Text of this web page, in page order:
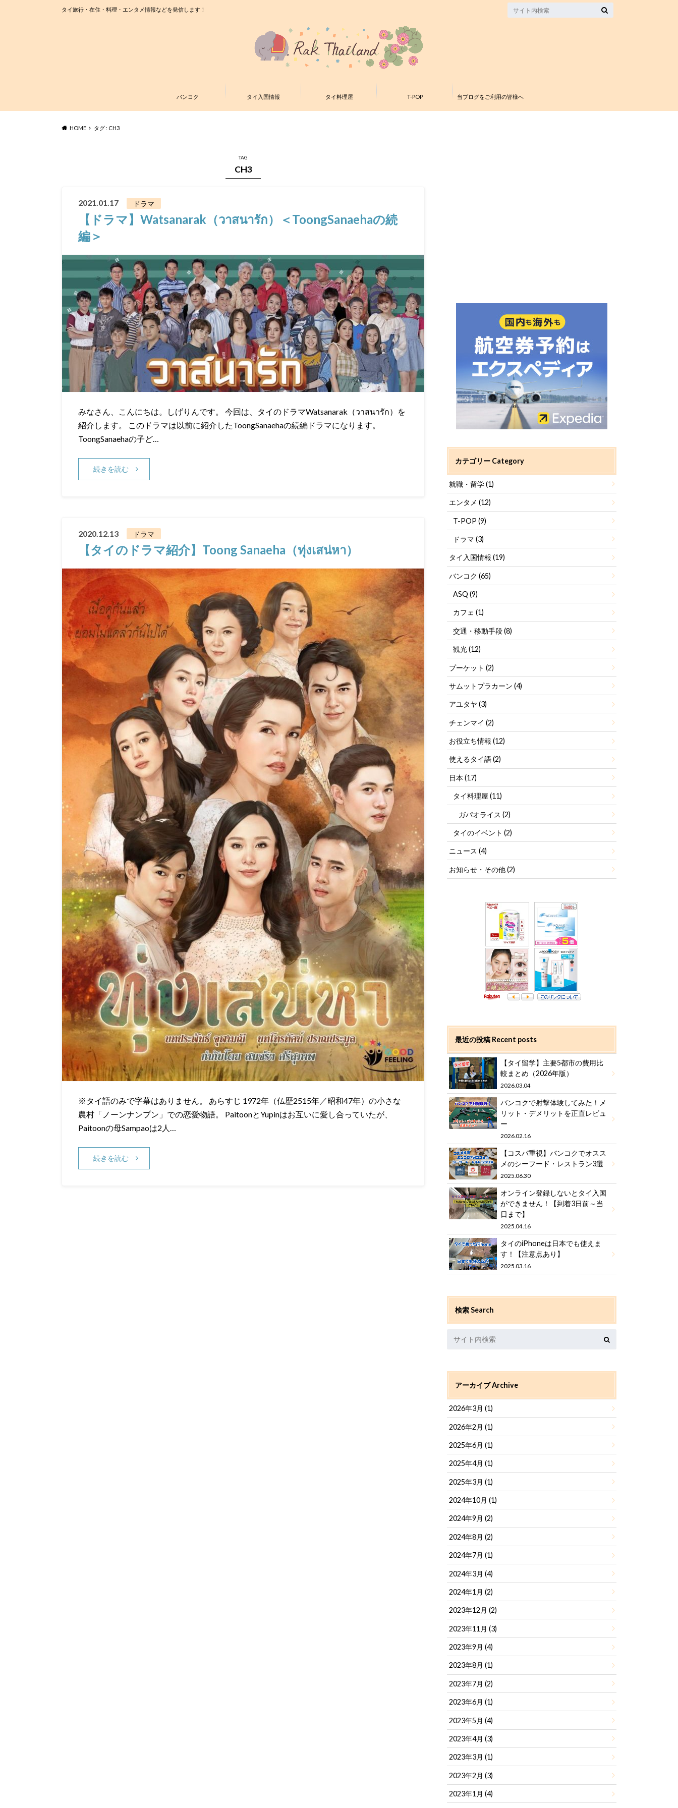
タイ旅行・在住・料理・エンタメ情報などを発信します！
バンコク タイ入国情報 タイ料理屋 T-POP 当ブログをご利用の皆様へ
HOME タグ : CH3
TAG
CH3
2021.01.17 ドラマ
【ドラマ】Watsanarak（วาสนารัก）＜ToongSanaehaの続
編＞
みなさん、こんにちは。しげりんです。 今回は、タイのドラマWatsanarak（วาสนารัก）を
紹介します。 このドラマは以前に紹介したToongSanaehaの続編ドラマになります。
ToongSanaehaの子ど…
続きを読む
2020.12.13 ドラマ
【タイのドラマ紹介】Toong Sanaeha（ทุ่งเสน่หา）
※タイ語のみで字幕はありません。 あらすじ 1972年（仏歴2515年／昭和47年）の小さな
農村「ノーンナンプン」での恋愛物語。 PaitoonとYupinはお互いに愛し合っていたが、
Paitoonの母Sampaoは2人…
続きを読む
カテゴリー Category
就職・留学(1)
エンタメ(12)
T-POP (9)
ドラマ (3)
タイ入国情報(19)
バンコク(65)
ASQ (9)
カフェ (1)
交通・移動手段(8)
観光(12)
プーケット(2)
サムットプラカーン(4)
アユタヤ(3)
チェンマイ(2)
お役立ち情報(12)
使えるタイ語(2)
日本(17)
タイ料理屋 (11)
ガパオライス(2)
タイのイベント (2)
ニュース(4)
お知らせ・その他(2)
最近の投稿 Recent posts
【タイ留学】主要5都市の費用比
較まとめ（2026年版）
2026.03.04
バンコクで射撃体験してみた！メ
リット・デメリットを正直レビュ
ー
2026.02.16
【コスパ重視】バンコクでオスス
メのシーフード・レストラン3選
2025.06.30
オンライン登録しないとタイ入国
ができません！【到着3日前～当
日まで】
2025.04.16
タイのiPhoneは日本でも使えま
す！【注意点あり】
2025.03.16
検索 Search
アーカイブ Archive
2026年3月 (1)
2026年2月 (1)
2025年6月 (1)
2025年4月 (1)
2025年3月 (1)
2024年10月 (1)
2024年9月 (2)
2024年8月 (2)
2024年7月 (1)
2024年3月 (4)
2024年1月 (2)
2023年12月 (2)
2023年11月 (3)
2023年9月 (4)
2023年8月 (1)
2023年7月 (2)
2023年6月 (1)
2023年5月 (4)
2023年4月 (3)
2023年3月 (1)
2023年2月 (3)
2023年1月 (4)